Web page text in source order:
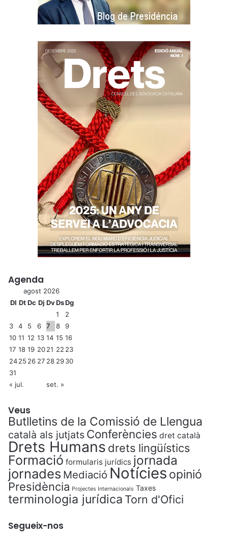
Agenda
agost 2026
Dl DtDc Dj DvDsDg
1
2
3
4 5 6 7 8
9
10 11 12 13 14 15 16
17 18 19 2021 22 23
2425 26 27 28 2930
31
« jul.
set. »
Veus
Butlletins de la Comissió de Llengua
català als jutjats Conferències dret català
Drets Humans drets lingüístics
Formació formularis jurídics jornada
jornades Mediació Notícies opinió
Presidència Projectes Internacionals Taxes
terminologia jurídica Torn d'Ofici
Segueix-nos